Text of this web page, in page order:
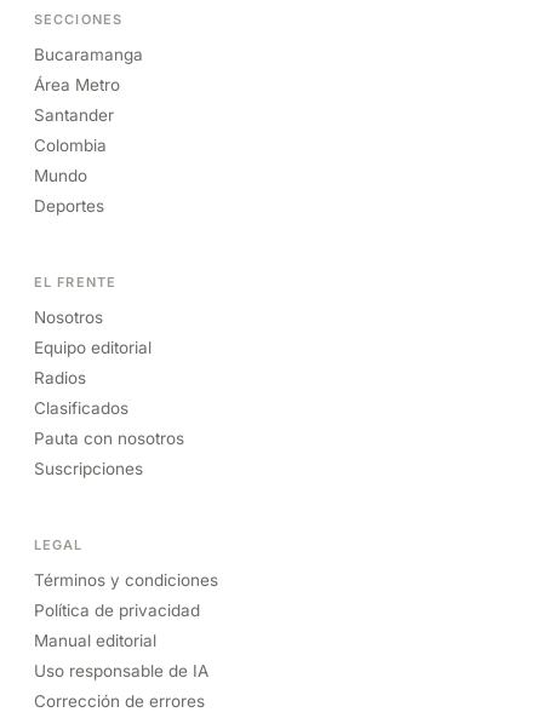
SECCIONES
Bucaramanga
Área Metro
Santander
Colombia
Mundo
Deportes
EL FRENTE
Nosotros
Equipo editorial
Radios
Clasificados
Pauta con nosotros
Suscripciones
LEGAL
Términos y condiciones
Política de privacidad
Manual editorial
Uso responsable de IA
Corrección de errores